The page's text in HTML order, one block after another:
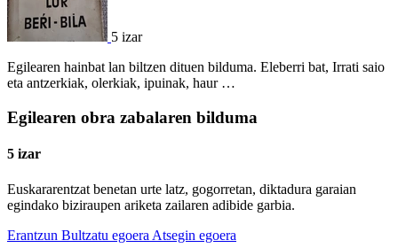
5 izar
Egilearen hainbat lan biltzen dituen bilduma. Eleberri bat, Irrati saio
eta antzerkiak, olerkiak, ipuinak, haur …
Egilearen obra zabalaren bilduma
5 izar
Euskararentzat benetan urte latz, gogorretan, diktadura garaian
egindako biziraupen ariketa zailaren adibide garbia.
Erantzun Bultzatu egoera Atsegin egoera